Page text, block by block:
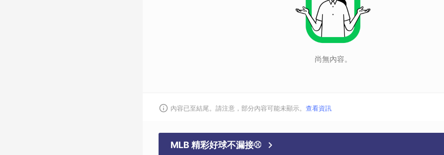
尚無內容。
內容已至結尾。請注意，部分內容可能未顯示。 查看資訊
MLB 精彩好球不漏接⚾